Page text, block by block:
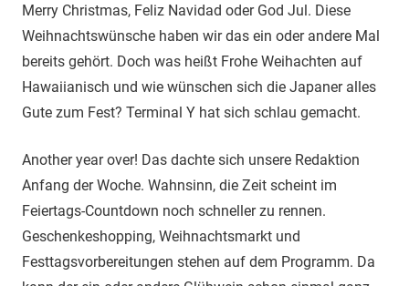
Merry Christmas, Feliz Navidad oder God Jul. Diese
Weihnachtswünsche haben wir das ein oder andere Mal
bereits gehört. Doch was heißt Frohe Weihachten auf
Hawaiianisch und wie wünschen sich die Japaner alles
Gute zum Fest? Terminal Y hat sich schlau gemacht.
Another year over! Das dachte sich unsere Redaktion
Anfang der Woche. Wahnsinn, die Zeit scheint im
Feiertags-Countdown noch schneller zu rennen.
Geschenkeshopping, Weihnachtsmarkt und
Festtagsvorbereitungen stehen auf dem Programm. Da